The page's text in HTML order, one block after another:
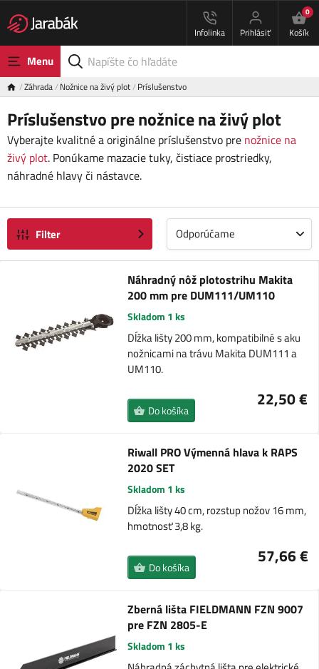
Infolinka Prihlásiť
0
Košík
Menu
Záhrada Nožnice na živý plot Príslušenstvo
Príslušenstvo pre nožnice na živý plot
Vyberajte kvalitné a originálne príslušenstvo pre nožnice na
živý plot. Ponúkame mazacie tuky, čistiace prostriedky,
náhradné hlavy či nástavce.
Filter Odporúčame
Náhradný nôž plotostrihu Makita
200 mm pre DUM111/UM110
Skladom 1 ks
Dĺžka lišty 200 mm, kompatibilné s aku
nožnicami na trávu Makita DUM111 a
UM110.
22,50 €
Do košíka
Riwall PRO Výmenná hlava k RAPS
2020 SET
Skladom 1 ks
Dĺžka lišty 40 cm, rozstup nožov 16 mm,
hmotnosť 3,8 kg.
57,66 €
Do košíka
Zberná lišta FIELDMANN FZN 9007
pre FZN 2805-E
Skladom 1 ks